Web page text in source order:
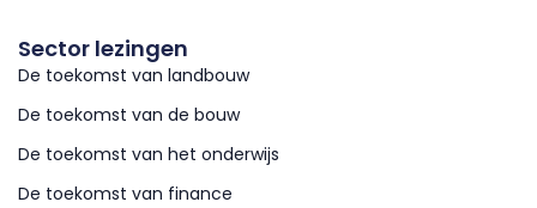
Sector lezingen
De toekomst van landbouw
De toekomst van de bouw
De toekomst van het onderwijs
De toekomst van finance